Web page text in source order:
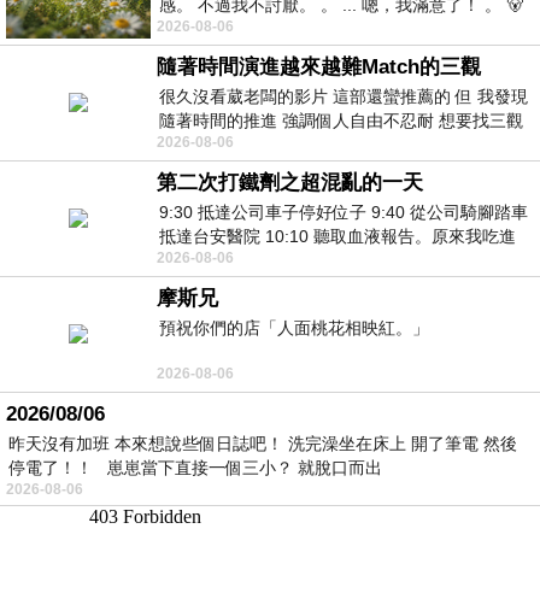
感。 不過我不討厭。 。 ... 嗯，我滿意了！ 。 🐻
昨中
2026-08-06
隨著時間演進越來越難Match的三觀
很久沒看葳老闆的影片 這部還蠻推薦的 但 我發現
隨著時間的推進 強調個人自由不忍耐 想要找三觀
接近的不要說對象 連朋友都超
2026-08-06
第二次打鐵劑之超混亂的一天
9:30 抵達公司車子停好位子 9:40 從公司騎腳踏車
抵達台安醫院 10:10 聽取血液報告。原來我吃進
去的 B12 彌可保並非沒有吸收而是超
2026-08-06
摩斯兄
預祝你們的店「人面桃花相映紅。」
2026-08-06
2026/08/06
昨天沒有加班 本來想說些個日誌吧！ 洗完澡坐在床上 開了筆電 然後
停電了！！ 崽崽當下直接一個三小？ 就脫口而出
2026-08-06